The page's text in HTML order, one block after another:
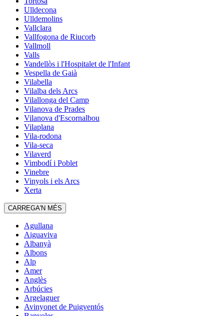
Ulldecona
Ulldemolins
Vallclara
Vallfogona de Riucorb
Vallmoll
Valls
Vandellòs i l'Hospitalet de l'Infant
Vespella de Gaià
Vilabella
Vilalba dels Arcs
Vilallonga del Camp
Vilanova de Prades
Vilanova d'Escornalbou
Vilaplana
Vila-rodona
Vila-seca
Vilaverd
Vimbodí i Poblet
Vinebre
Vinyols i els Arcs
Xerta
CARREGA'N MÉS
Agullana
Aiguaviva
Albanyà
Albons
Alp
Amer
Anglès
Arbúcies
Argelaguer
Avinyonet de Puigventós